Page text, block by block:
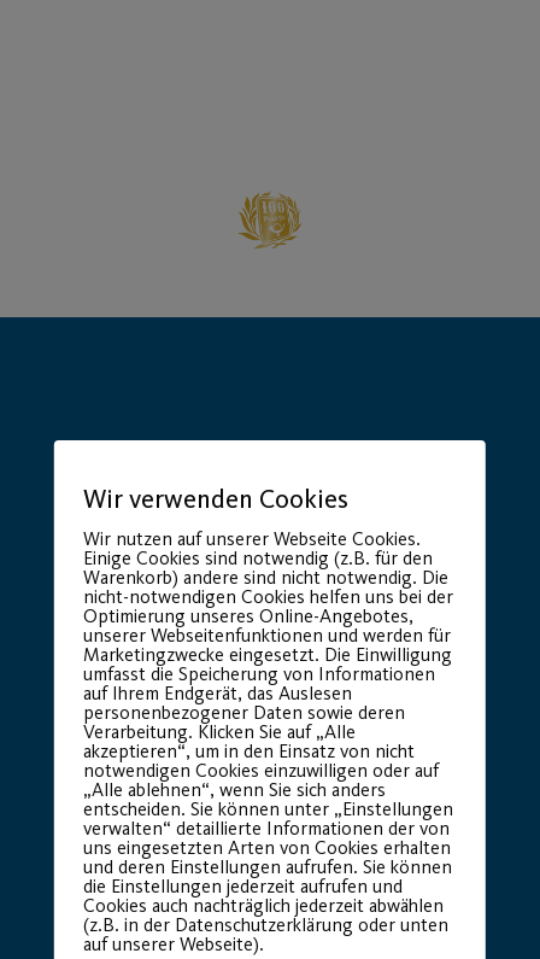
Premium Partner:
Wir verwenden Cookies
Wir nutzen auf unserer Webseite Cookies.
Einige Cookies sind notwendig (z.B. für den
Warenkorb) andere sind nicht notwendig. Die
nicht-notwendigen Cookies helfen uns bei der
Optimierung unseres Online-Angebotes,
unserer Webseitenfunktionen und werden für
Marketingzwecke eingesetzt. Die Einwilligung
umfasst die Speicherung von Informationen
auf Ihrem Endgerät, das Auslesen
personenbezogener Daten sowie deren
Verarbeitung. Klicken Sie auf „Alle
akzeptieren“, um in den Einsatz von nicht
notwendigen Cookies einzuwilligen oder auf
„Alle ablehnen“, wenn Sie sich anders
entscheiden. Sie können unter „Einstellungen
verwalten“ detaillierte Informationen der von
uns eingesetzten Arten von Cookies erhalten
und deren Einstellungen aufrufen. Sie können
die Einstellungen jederzeit aufrufen und
Cookies auch nachträglich jederzeit abwählen
(z.B. in der Datenschutzerklärung oder unten
auf unserer Webseite).